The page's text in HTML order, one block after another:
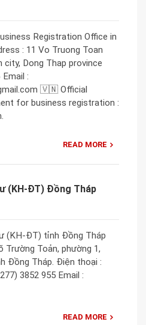
Registration Office in
: 11 Vo Truong Toan
city, Dong Thap province
:
🇻🇳 Official
for business registration :
READ MORE
(KH-ĐT) Đồng Tháp
(KH-ĐT) tỉnh Đồng Tháp
Toản, phường 1,
Đồng Tháp. Điện thoại :
3852 955 Email :
READ MORE